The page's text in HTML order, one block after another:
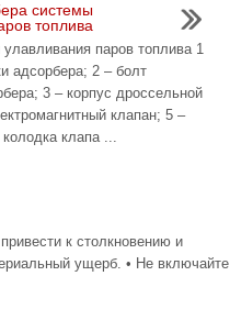
системы
топлива
паров топлива 1
адсорбера; 2 – болт
3 – корпус дроссельной
клапан; 5 –
клапа ...
к столкновению и
ущерб. • Не включайте